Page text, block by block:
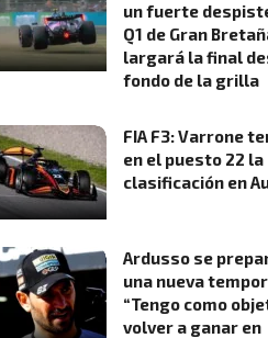
un fuerte
Q1 de Gran
largará la final
fondo de la grilla
FIA F3: Varrone
en el puesto 22 la
clasificación en
Ardusso se
una nueva
“Tengo como
volver a ganar en